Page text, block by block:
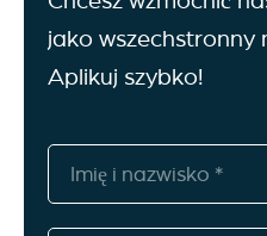
jako wszechstronny
Aplikuj szybko!